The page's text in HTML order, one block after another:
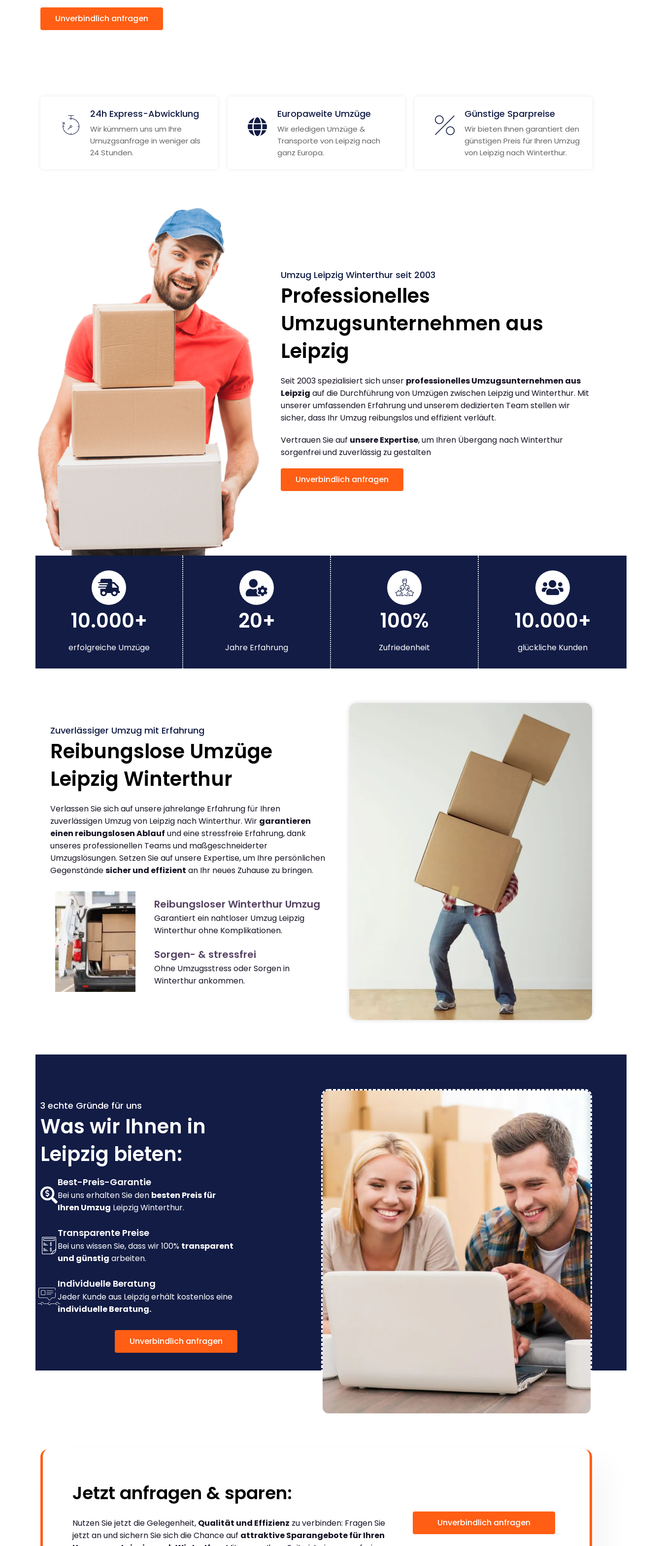
Unverbindlich anfragen
24h Express-Abwicklung
Wir kümmern uns um Ihre
Umuzgsanfrage in weniger als
24 Stunden.
Europaweite Umzüge
Wir erledigen Umzüge &
Transporte von Leipzig nach
ganz Europa.
Günstige Sparpreise
Wir bieten Ihnen garantiert den
günstigen Preis für Ihren Umzug
von Leipzig nach Winterthur.
Umzug Leipzig Winterthur seit 2003
Professionelles
Umzugsunternehmen aus
Leipzig
Seit 2003 spezialisiert sich unser professionelles Umzugsunternehmen aus
Leipzig auf die Durchführung von Umzügen zwischen Leipzig und Winterthur. Mit
unserer umfassenden Erfahrung und unserem dedizierten Team stellen wir
sicher, dass Ihr Umzug reibungslos und effizient verläuft.
Vertrauen Sie auf unsere Expertise, um Ihren Übergang nach Winterthur
sorgenfrei und zuverlässig zu gestalten
Unverbindlich anfragen
10.000+
erfolgreiche Umzüge
20+
Jahre Erfahrung
100%
Zufriedenheit
10.000+
glückliche Kunden
Zuverlässiger Umzug mit Erfahrung
Reibungslose Umzüge
Leipzig Winterthur
Verlassen Sie sich auf unsere jahrelange Erfahrung für Ihren
zuverlässigen Umzug von Leipzig nach Winterthur. Wir garantieren
einen reibungslosen Ablauf und eine stressfreie Erfahrung, dank
unseres professionellen Teams und maßgeschneiderter
Umzugslösungen. Setzen Sie auf unsere Expertise, um Ihre persönlichen
Gegenständesicher und effizient an Ihr neues Zuhause zu bringen.
Reibungsloser Winterthur Umzug
Garantiert ein nahtloser Umzug Leipzig
Winterthur ohne Komplikationen.
Sorgen- & stressfrei
Ohne Umzugsstress oder Sorgen in
Winterthur ankommen.
3 echte Gründe für uns
Was wir Ihnen in
Leipzig bieten:
Best-Preis-Garantie
Bei uns erhalten Sie den besten Preis für
Ihren Umzug Leipzig Winterthur.
Transparente Preise
Bei uns wissen Sie, dass wir 100% transparent
und günstig arbeiten.
Individuelle Beratung
Jeder Kunde aus Leipzig erhält kostenlos eine
individuelle Beratung.
Unverbindlich anfragen
Jetzt anfragen & sparen:
Nutzen Sie jetzt die Gelegenheit, Qualität und Effizienz zu verbinden: Fragen Sie
jetzt an und sichern Sie sich die Chance auf attraktive Sparangebote für Ihren
Unverbindlich anfragen